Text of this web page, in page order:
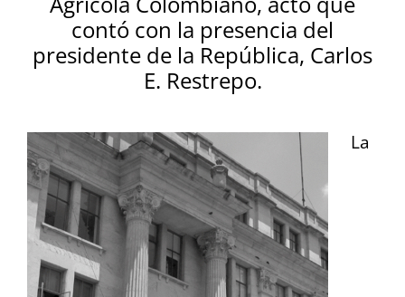
contó con la presencia del
presidente de la República, Carlos
E. Restrepo.
La